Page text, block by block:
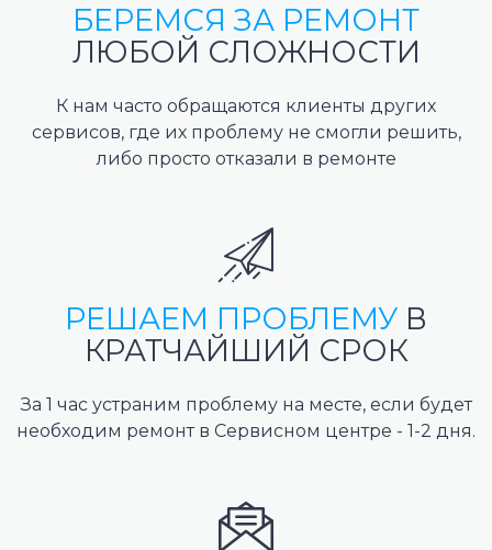
БЕРЕМСЯ ЗА РЕМОНТ
ЛЮБОЙ СЛОЖНОСТИ
К нам часто обращаются клиенты других
сервисов, где их проблему не смогли решить,
либо просто отказали в ремонте
РЕШАЕМ ПРОБЛЕМУ В
КРАТЧАЙШИЙ СРОК
За 1 час устраним проблему на месте, если будет
необходим ремонт в Сервисном центре - 1-2 дня.